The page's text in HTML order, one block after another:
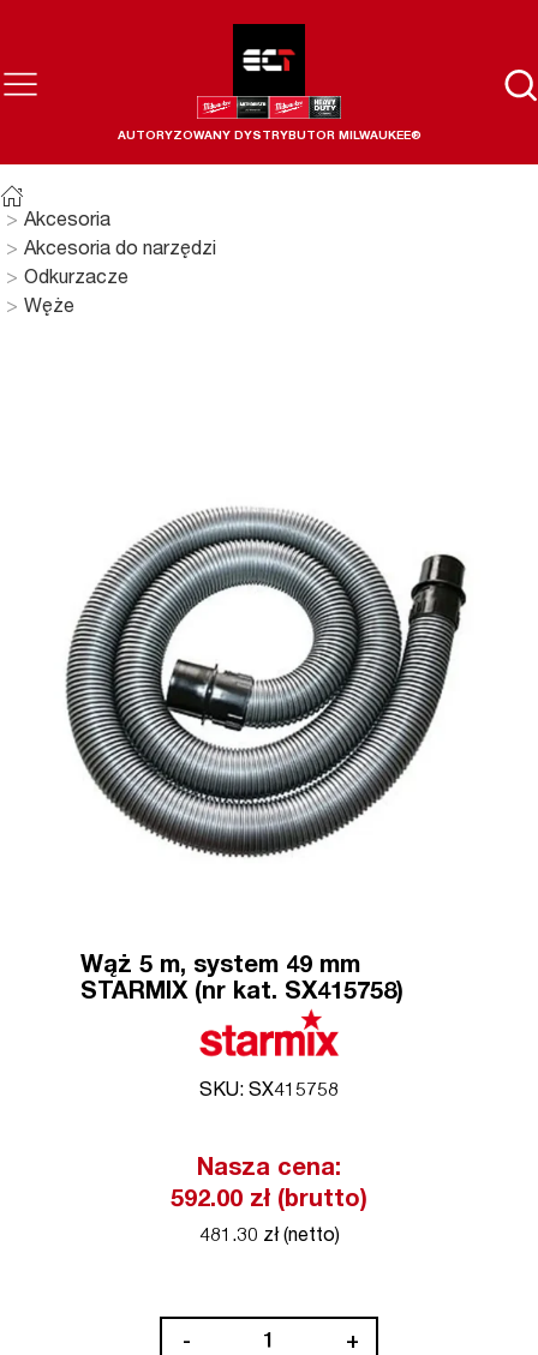
AUTORYZOWANY DYSTRYBUTOR MILWAUKEE®
Akcesoria
Akcesoria do narzędzi
Odkurzacze
Węże
Wąż 5 m, system 49 mm
STARMIX (nr kat. SX415758)
SKU: SX415758
Nasza cena:
592.00 zł (brutto)
481.30 zł (netto)
- +